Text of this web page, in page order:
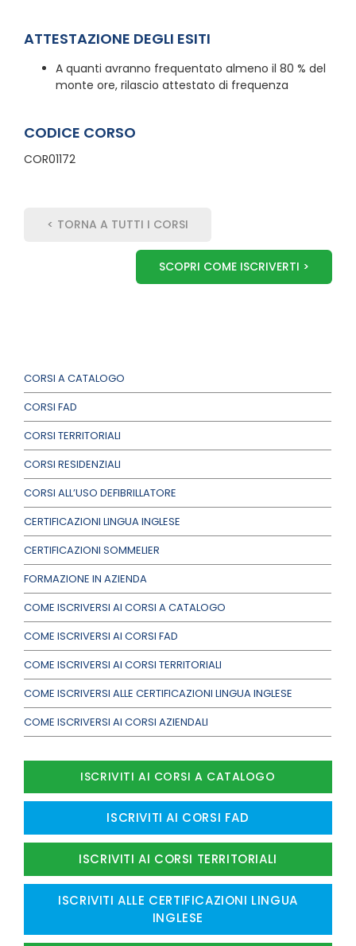
CORSI A CATALOGO
CORSI FAD
CORSI TERRITORIALI
CORSI RESIDENZIALI
CORSI ALL’USO DEFIBRILLATORE
CERTIFICAZIONI LINGUA INGLESE
CERTIFICAZIONI SOMMELIER
FORMAZIONE IN AZIENDA
COME ISCRIVERSI AI CORSI A CATALOGO
COME ISCRIVERSI AI CORSI FAD
COME ISCRIVERSI AI CORSI TERRITORIALI
COME ISCRIVERSI ALLE CERTIFICAZIONI LINGUA INGLESE
COME ISCRIVERSI AI CORSI AZIENDALI
ISCRIVITI AI CORSI A CATALOGO
ISCRIVITI AI CORSI FAD
ISCRIVITI AI CORSI TERRITORIALI
ISCRIVITI ALLE CERTIFICAZIONI LINGUA
INGLESE
ATTESTAZIONE DEGLI ESITI
A quanti avranno frequentato almeno il 80 % del
monte ore, rilascio attestato di frequenza
CODICE CORSO
COR01172
< TORNA A TUTTI I CORSI
SCOPRI COME ISCRIVERTI >